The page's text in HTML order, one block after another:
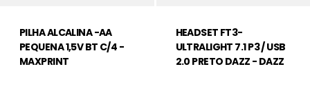
PILHA ALCALINA -AA
PEQUENA 1,5V BT C/4 -
MAXPRINT
HEADSET FT3-
ULTRALIGHT 7.1 P3 / USB
2.0 PRETO DAZZ - DAZZ